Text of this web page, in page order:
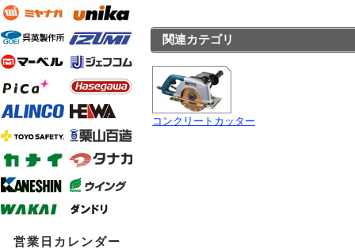
営業日カレンダー
関連カテゴリ
コンクリートカッター